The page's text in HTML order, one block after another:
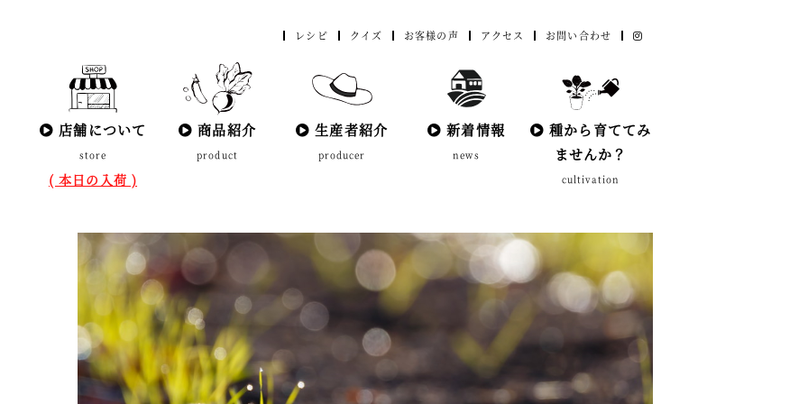
レシピ クイズ お客様の声 アクセス お問い合わせ
店舗について
store
( 本日の入荷 )
商品紹介
product
生産者紹介
producer
新着情報
news
種から育ててみ
ませんか？
cultivation